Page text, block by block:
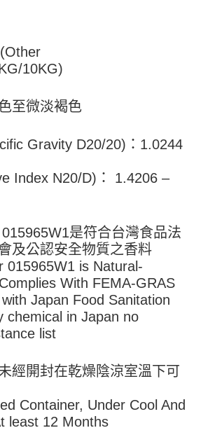
10KG)
至微淡褐色
Gravity D20/20)：1.0244
Index N20/D)： 1.4206 –
是符合台灣食品法
及公認安全物質之香料
015965W1 is Natural-
With FEMA-GRAS
Japan Food Sanitation
chemical in Japan no
list
經開封在乾燥陰涼室溫下可
Container, Under Cool And
least 12 Months